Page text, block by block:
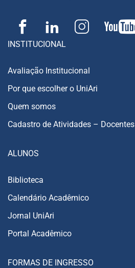
INSTITUCIONAL
Avaliação Institucional
Por que escolher o UniAri
Quem somos
Cadastro de Atividades – Docentes
ALUNOS
Biblioteca
Calendário Acadêmico
Jornal UniAri
Portal Acadêmico
FORMAS DE INGRESSO